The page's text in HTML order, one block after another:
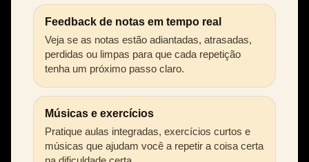
Feedback de notas em tempo real
Veja se as notas estão adiantadas, atrasadas,
perdidas ou limpas para que cada repetição
tenha um próximo passo claro.
Músicas e exercícios
Pratique aulas integradas, exercícios curtos e
músicas que ajudam você a repetir a coisa certa